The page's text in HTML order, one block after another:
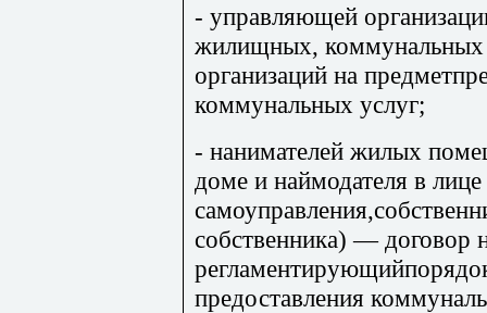
- управляющей
жилищных, коммунальных
организаций на
коммунальных услуг;
- нанимателей жилых
доме и наймодателя в
собственника) — договор
предоставления